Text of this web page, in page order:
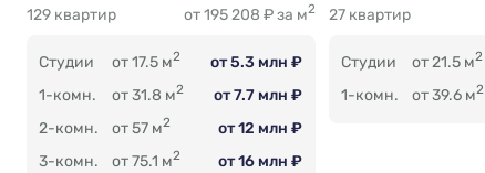
129 квартир от 195 208 ₽ за м2
Студии от 17.5 м2
от 5.3 млн ₽
1-комн.
от 31.8 м2
от 7.7 млн ₽
2-комн.
от 57 м2
от 12 млн ₽
3-комн.
от 75.1 м2 от 16 млн ₽
27 квартир
Студии от 21.5 м2
1-комн.
от 39.6 м2